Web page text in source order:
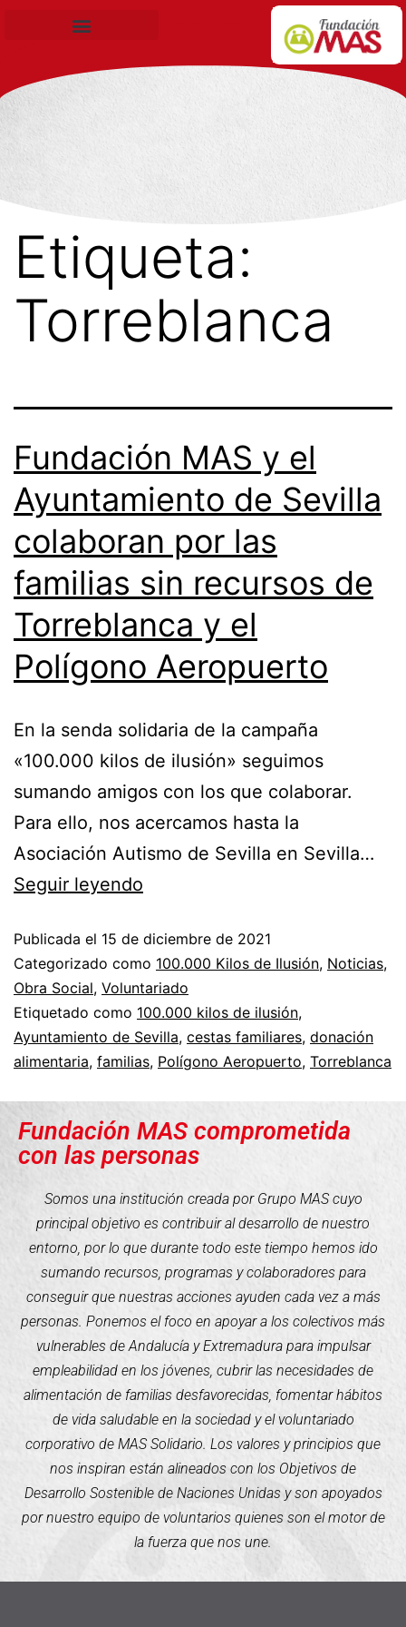
Etiqueta:
Torreblanca
Fundación MAS y el
Ayuntamiento de Sevilla
colaboran por las
familias sin recursos de
Torreblanca y el
Polígono Aeropuerto
En la senda solidaria de la campaña
«100.000 kilos de ilusión» seguimos
sumando amigos con los que colaborar.
Para ello, nos acercamos hasta la
Asociación Autismo de Sevilla en Sevilla…
Seguir leyendo
Publicada el 15 de diciembre de 2021
Categorizado como 100.000 Kilos de Ilusión, Noticias,
Obra Social, Voluntariado
Etiquetado como 100.000 kilos de ilusión,
Ayuntamiento de Sevilla, cestas familiares, donación
alimentaria, familias, Polígono Aeropuerto, Torreblanca
Fundación MAS comprometida
con las personas
Somos una institución creada por Grupo MAS cuyo
principal objetivo es contribuir al desarrollo de nuestro
entorno, por lo que durante todo este tiempo hemos ido
sumando recursos, programas y colaboradores para
conseguir que nuestras acciones ayuden cada vez a más
personas. Ponemos el foco en apoyar a los colectivos más
vulnerables de Andalucía y Extremadura para impulsar
empleabilidad en los jóvenes, cubrir las necesidades de
alimentación de familias desfavorecidas, fomentar hábitos
de vida saludable en la sociedad y el voluntariado
corporativo de MAS Solidario. Los valores y principios que
nos inspiran están alineados con los Objetivos de
Desarrollo Sostenible de Naciones Unidas y son apoyados
por nuestro equipo de voluntarios quienes son el motor de
la fuerza que nos une.